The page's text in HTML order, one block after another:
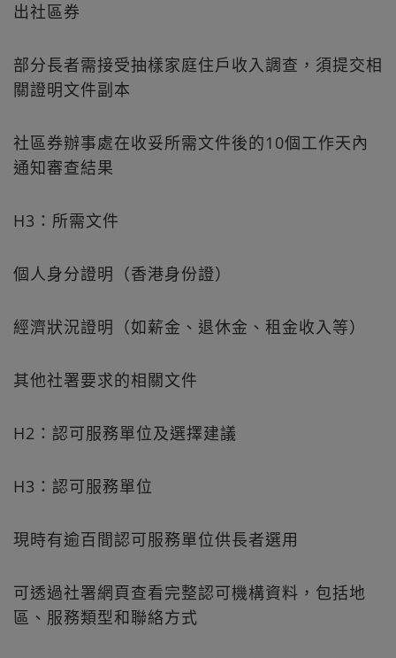
出社區券
部分長者需接受抽樣家庭住戶收入調查，須提交相
關證明文件副本
社區券辦事處在收妥所需文件後的10個工作天內
通知審查結果
H3：所需文件
個人身分證明（香港身份證）
經濟狀況證明（如薪金、退休金、租金收入等）
其他社署要求的相關文件
H2：認可服務單位及選擇建議
H3：認可服務單位
現時有逾百間認可服務單位供長者選用
可透過社署網頁查看完整認可機構資料，包括地
區、服務類型和聯絡方式